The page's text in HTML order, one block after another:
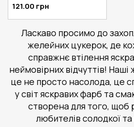
121.00 грн
Ласкаво просимо до
желейних цукерок, де
справжнє втілення
неймовірних відчуттів!
це не просто насолода, це
у світ яскравих фарб та
створена для того, щоб
любителів солодкої